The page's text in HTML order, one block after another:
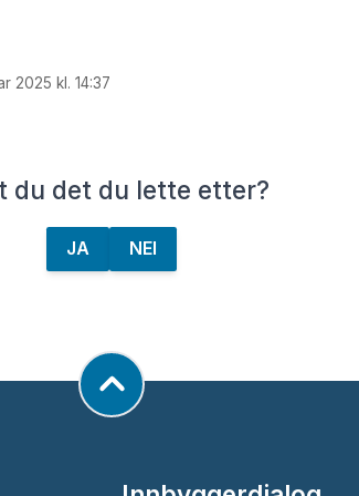
2025 kl. 14:37
du det du lette etter?
JA NEI